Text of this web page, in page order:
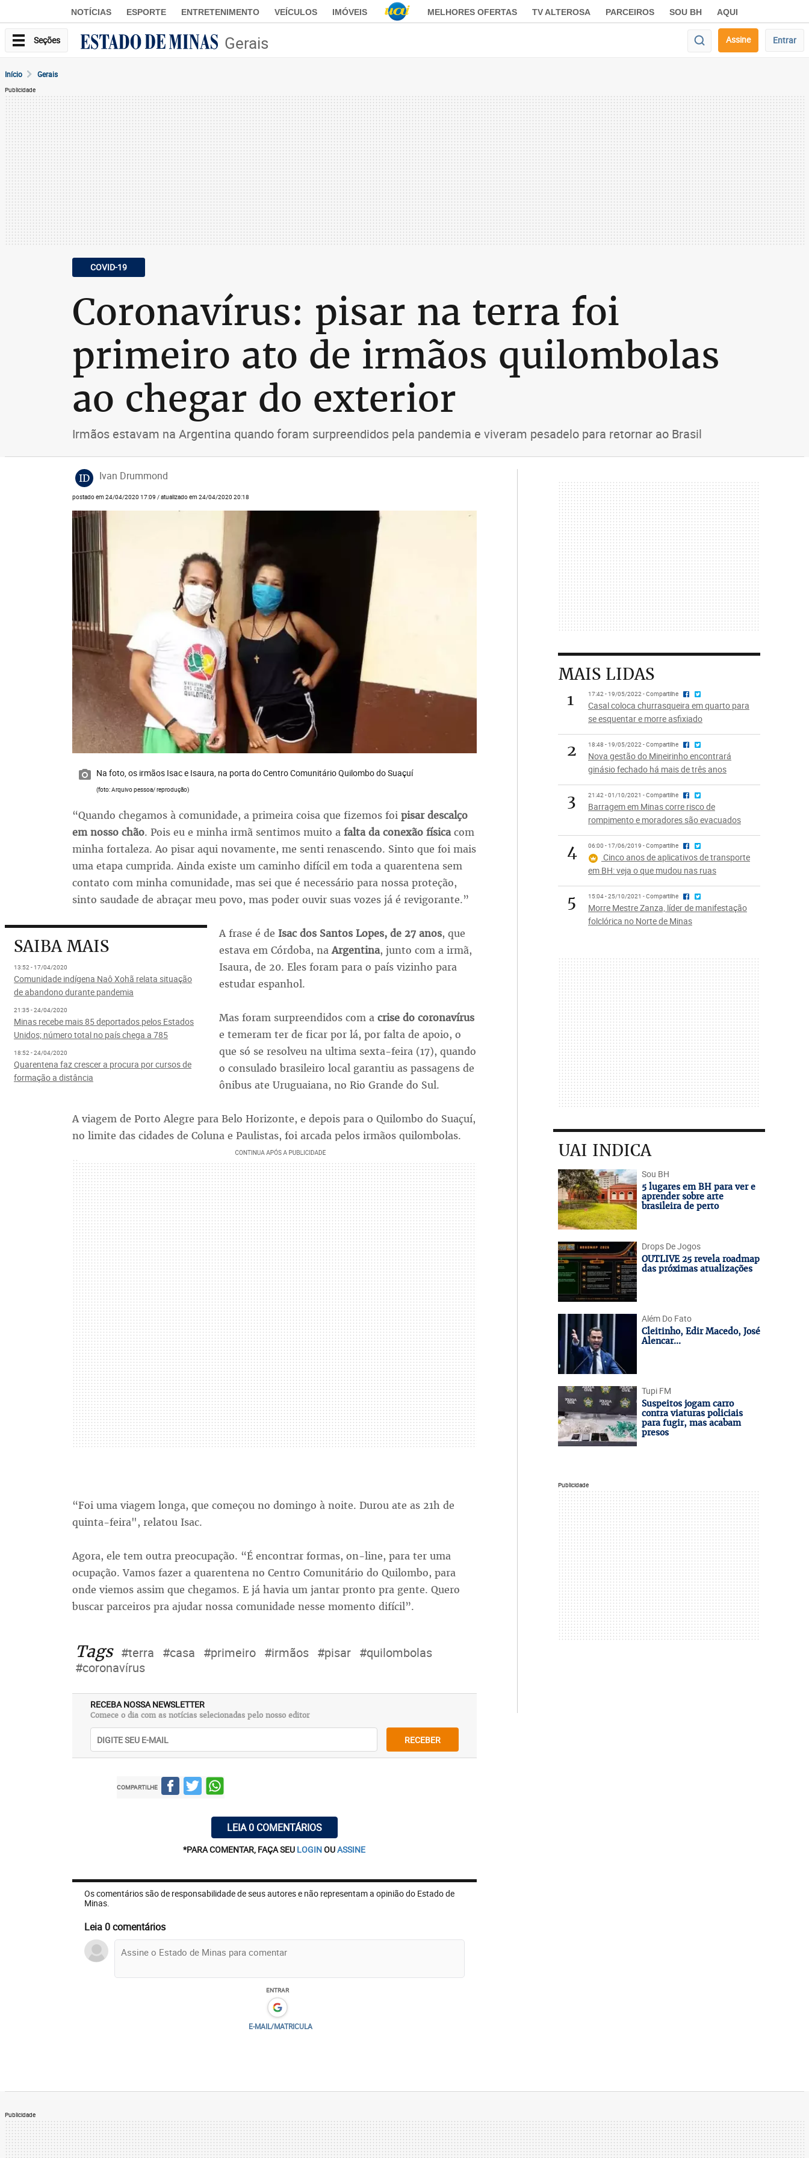
NOTÍCIAS ESPORTE ENTRETENIMENTO VEÍCULOS IMÓVEIS MELHORES OFERTAS TV ALTEROSA PARCEIROS SOU BH AQUI
Seções Gerais Assine Entrar
Início Gerais
Publicidade
COVID-19
Coronavírus: pisar na terra foi
primeiro ato de irmãos quilombolas
ao chegar do exterior
Irmãos estavam na Argentina quando foram surpreendidos pela pandemia e viveram pesadelo para retornar ao Brasil
ID Ivan Drummond
postado em 24/04/2020 17:09 / atualizado em 24/04/2020 20:18
Na foto, os irmãos Isac e Isaura, na porta do Centro Comunitário Quilombo do Suaçuí
(foto: Arquivo pessoa/ reprodução)
“Quando chegamos à comunidade, a primeira coisa que fizemos foi pisar descalço
em nosso chão. Pois eu e minha irmã sentimos muito a falta da conexão físicacom
minha fortaleza. Ao pisar aqui novamente, me senti renascendo. Sinto que foi mais
uma etapa cumprida. Ainda existe um caminho difícil em toda a quarentena sem
contato com minha comunidade, mas sei que é necessário para nossa proteção,
sinto saudade de abraçar meu povo, mas poder ouvir suas vozes já é revigorante.”
SAIBA MAIS
13:52 - 17/04/2020
Comunidade indígena Naô Xohã relata situação
de abandono durante pandemia
21:35 - 24/04/2020
Minas recebe mais 85 deportados pelos Estados
Unidos; número total no país chega a 785
18:52 - 24/04/2020
Quarentena faz crescer a procura por cursos de
formação a distância
A frase é de Isac dos Santos Lopes, de 27 anos, que
estava em Córdoba, naArgentina, junto com a irmã,
Isaura, de 20. Eles foram para o país vizinho para
estudar espanhol.
Mas foram surpreendidos com acrise do coronavírus
e temeram ter de ficar por lá, por falta de apoio, o
que só se resolveu na ultima sexta-feira (17), quando
o consulado brasileiro local garantiu as passagens de
ônibus ate Uruguaiana, no Rio Grande do Sul.
A viagem de Porto Alegre para Belo Horizonte, e depois para o Quilombo do Suaçuí,
no limite das cidades de Coluna e Paulistas, foi arcada pelos irmãos quilombolas.
“Foi uma viagem longa, que começou no domingo à noite. Durou ate as 21h de
quinta-feira", relatou Isac.
Agora, ele tem outra preocupação. “É encontrar formas, on-line, para ter uma
ocupação. Vamos fazer a quarentena no Centro Comunitário do Quilombo, para
onde viemos assim que chegamos. E já havia um jantar pronto pra gente. Quero
buscar parceiros pra ajudar nossa comunidade nesse momento difícil”.
Tags #terra #casa #primeiro #irmãos #pisar #quilombolas
#coronavírus
RECEBA NOSSA NEWSLETTER
Comece o dia com as notícias selecionadas pelo nosso editor
RECEBER
COMPARTILHE
LEIA 0 COMENTÁRIOS
*PARA COMENTAR, FAÇA SEU LOGINOUASSINE
Os comentários são de responsabilidade de seus autores e não representam a opinião do Estado de
Minas.
Leia 0 comentários
ENTRAR
E-MAIL/MATRICULA
MAIS LIDAS
1
17:42 - 19/05/2022 - Compartilhe
Casal coloca churrasqueira em quarto para
se esquentar e morre asfixiado
2 18:48 - 19/05/2022 - Compartilhe
Nova gestão do Mineirinho encontrará
ginásio fechado há mais de três anos
3 21:42 - 01/10/2021 - Compartilhe
Barragem em Minas corre risco de
rompimento e moradores são evacuados
4 06:00 - 17/06/2019 - Compartilhe
Cinco anos de aplicativos de transporte
em BH: veja o que mudou nas ruas
5 15:04 - 25/10/2021 - Compartilhe
Morre Mestre Zanza, líder de manifestação
folclórica no Norte de Minas
UAI INDICA
Sou BH
5 lugares em BH para ver e
aprender sobre arte
brasileira de perto
Drops De Jogos
OUTLIVE 25 revela roadmap
das próximas atualizações
Além Do Fato
Cleitinho, Edir Macedo, José
Alencar...
Tupi FM
Suspeitos jogam carro
contra viaturas policiais
para fugir, mas acabam
presos
Publicidade
Publicidade